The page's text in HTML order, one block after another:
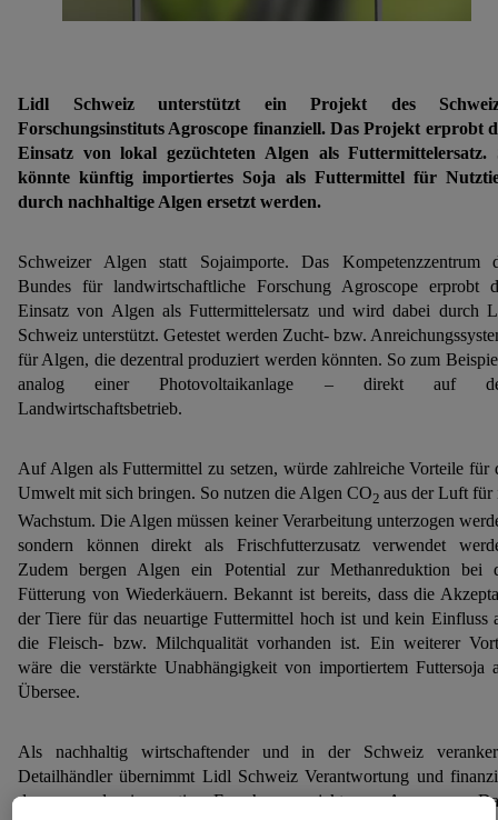
Lidl Schweiz unterstützt ein Projekt des
Forschungsinstituts Agroscope finanziell. Das Projekt erprobt
Einsatz von lokal gezüchteten Algen als Futtermittelersatz.
könnte künftig importiertes Soja als Futtermittel für
durch nachhaltige Algen ersetzt werden.
Schweizer Algen statt Sojaimporte. Das Kompetenzzentrum
Bundes für landwirtschaftliche Forschung Agroscope erprobt
Einsatz von Algen als Futtermittelersatz und wird dabei durch
Schweiz unterstützt. Getestet werden Zucht- bzw.
für Algen, die dezentral produziert werden könnten. So zum
analog einer Photovoltaikanlage – direkt auf
Landwirtschaftsbetrieb.
Auf Algen als Futtermittel zu setzen, würde zahlreiche Vorteile für
Umwelt mit sich bringen. So nutzen die Algen CO2 aus der Luft für
Wachstum. Die Algen müssen keiner Verarbeitung unterzogen
sondern können direkt als Frischfutterzusatz verwendet
Zudem bergen Algen ein Potential zur Methanreduktion bei
Fütterung von Wiederkäuern. Bekannt ist bereits, dass die
der Tiere für das neuartige Futtermittel hoch ist und kein Einfluss
die Fleisch- bzw. Milchqualität vorhanden ist. Ein weiterer
wäre die verstärkte Unabhängigkeit von importiertem Futtersoja
Übersee.
Als nachhaltig wirtschaftender und in der Schweiz
Detailhändler übernimmt Lidl Schweiz Verantwortung und
deswegen das innovative Forschungsprojekt von Agroscope.